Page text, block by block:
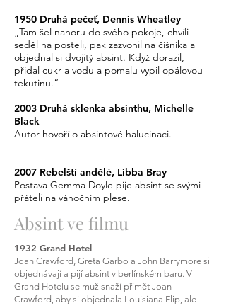
1950 Druhá pečeť, Dennis Wheatley
„Tam šel nahoru do svého pokoje, chvíli
seděl na posteli, pak zazvonil na číšníka a
objednal si dvojitý absint. Když dorazil,
přidal cukr a vodu a pomalu vypil opálovou
tekutinu.“
2003 Druhá sklenka absinthu, Michelle
Black
Autor hovoří o absintové halucinaci.
2007 Rebelští andělé, Libba Bray
Postava Gemma Doyle pije absint se svými
přáteli na vánočním plese.
Absint ve filmu
1932 Grand Hotel
Joan Crawford, Greta Garbo a John Barrymore si
objednávají a pijí absint v berlínském baru. V
Grand Hotelu se muž snaží přimět Joan
Crawford, aby si objednala Louisiana Flip, ale